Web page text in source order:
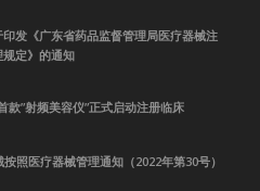
发《广东省药品监督管理局医疗器械注
定》的通知
”射频美容仪”正式启动注册临床
照医疗器械管理通知（2022年第30号）